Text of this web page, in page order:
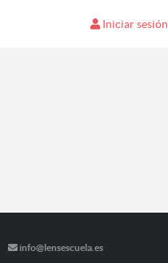
Iniciar sesión
info@lensescuela.es